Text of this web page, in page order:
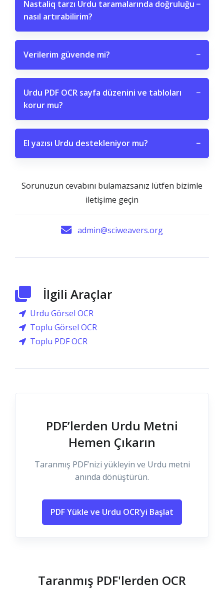
Nastaliq tarzı Urdu taramalarında doğruluğu
nasıl artırabilirim?
−
Verilerim güvende mi? −
Urdu PDF OCR sayfa düzenini ve tabloları
korur mu?
−
El yazısı Urdu destekleniyor mu? −
Sorunuzun cevabını bulamazsanız lütfen bizimle
iletişime geçin
admin@sciweavers.org
İlgili Araçlar
Urdu Görsel OCR
Toplu Görsel OCR
Toplu PDF OCR
PDF’lerden Urdu Metni
Hemen Çıkarın
Taranmış PDF’nizi yükleyin ve Urdu metni
anında dönüştürün.
PDF Yükle ve Urdu OCR’yi Başlat
Taranmış PDF'lerden OCR